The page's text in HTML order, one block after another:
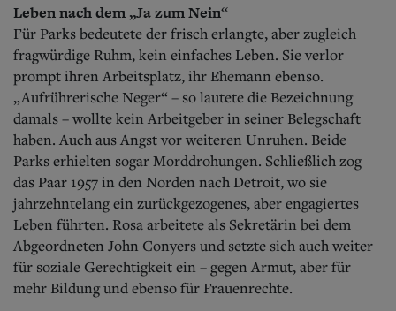
Leben nach dem „Ja zum Nein“
Für Parks bedeutete der frisch erlangte, aber zugleich
fragwürdige Ruhm, kein einfaches Leben. Sie verlor
prompt ihren Arbeitsplatz, ihr Ehemann ebenso.
„Aufrührerische Neger“ – so lautete die Bezeichnung
damals – wollte kein Arbeitgeber in seiner Belegschaft
haben. Auch aus Angst vor weiteren Unruhen. Beide
Parks erhielten sogar Morddrohungen. Schließlich zog
das Paar 1957 in den Norden nach Detroit, wo sie
jahrzehntelang ein zurückgezogenes, aber engagiertes
Leben führten. Rosa arbeitete als Sekretärin bei dem
Abgeordneten John Conyers und setzte sich auch weiter
für soziale Gerechtigkeit ein – gegen Armut, aber für
mehr Bildung und ebenso für Frauenrechte.